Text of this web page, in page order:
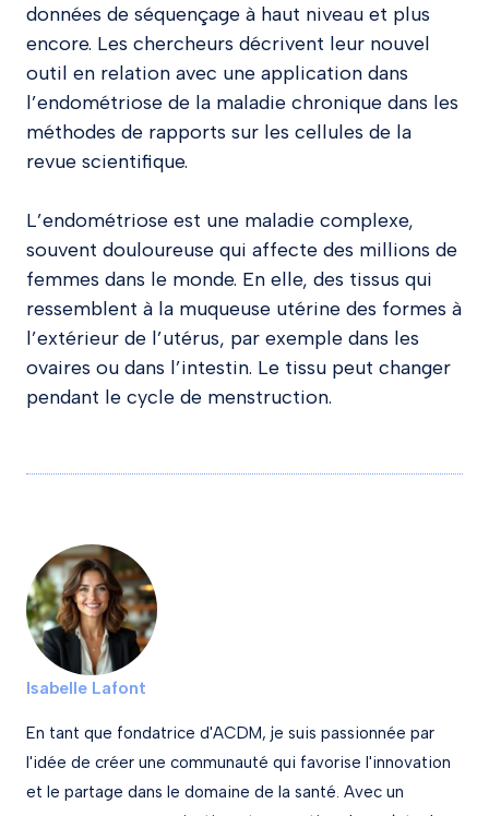
données de séquençage à haut niveau et plus
encore. Les chercheurs décrivent leur nouvel
outil en relation avec une application dans
l’endométriose de la maladie chronique dans les
méthodes de rapports sur les cellules de la
revue scientifique.
L’endométriose est une maladie complexe,
souvent douloureuse qui affecte des millions de
femmes dans le monde. En elle, des tissus qui
ressemblent à la muqueuse utérine des formes à
l’extérieur de l’utérus, par exemple dans les
ovaires ou dans l’intestin. Le tissu peut changer
pendant le cycle de menstruction.
Isabelle Lafont
En tant que fondatrice d'ACDM, je suis passionnée par
l'idée de créer une communauté qui favorise l'innovation
et le partage dans le domaine de la santé. Avec un